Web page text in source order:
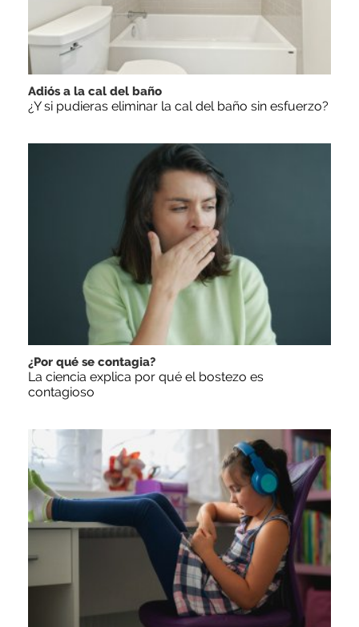
Adiós a la cal del baño
¿Y si pudieras eliminar la cal del baño sin esfuerzo?
¿Por qué se contagia?
La ciencia explica por qué el bostezo es
contagioso